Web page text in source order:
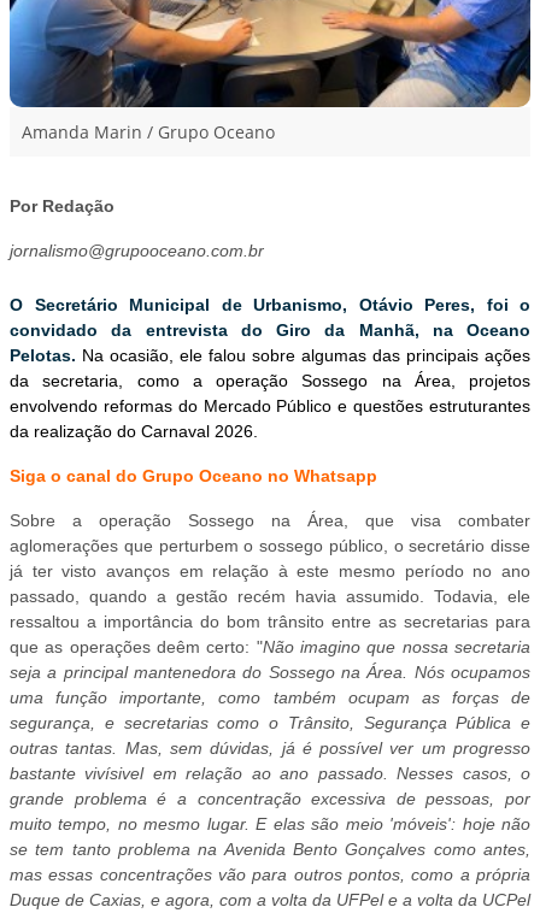
Amanda Marin / Grupo Oceano
Por Redação
jornalismo@grupooceano.com.br
O Secretário Municipal de Urbanismo, Otávio Peres, foi o
convidado da entrevista do Giro da Manhã, na Oceano
Pelotas. Na ocasião, ele falou sobre algumas das principais ações
da secretaria, como a operação Sossego na Área, projetos
envolvendo reformas do Mercado Público e questões estruturantes
da realização do Carnaval 2026.
Siga o canal do Grupo Oceano no Whatsapp
Sobre a operação Sossego na Área, que visa combater
aglomerações que perturbem o sossego público, o secretário disse
já ter visto avanços em relação à este mesmo período no ano
passado, quando a gestão recém havia assumido. Todavia, ele
ressaltou a importância do bom trânsito entre as secretarias para
que as operações deêm certo: "Não imagino que nossa secretaria
seja a principal mantenedora do Sossego na Área. Nós ocupamos
uma função importante, como também ocupam as forças de
segurança, e secretarias como o Trânsito, Segurança Pública e
outras tantas. Mas, sem dúvidas, já é possível ver um progresso
bastante vivísivel em relação ao ano passado. Nesses casos, o
grande problema é a concentração excessiva de pessoas, por
muito tempo, no mesmo lugar. E elas são meio 'móveis': hoje não
se tem tanto problema na Avenida Bento Gonçalves como antes,
mas essas concentrações vão para outros pontos, como a própria
Duque de Caxias, e agora, com a volta da UFPel e a volta da UCPel